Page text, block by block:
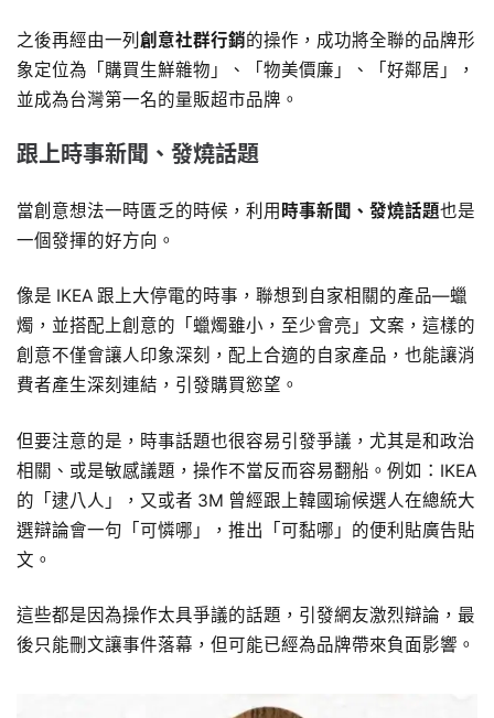
之後再經由一列 創意社群行銷的操作，成功將全聯的品牌形
象定位為「購買生鮮雜物」、「物美價廉」、「好鄰居」，
並成為台灣第一名的量販超市品牌。
跟上時事新聞、發燒話題
當創意想法一時匱乏的時候，利用 時事新聞、發燒話題也是
一個發揮的好方向。
像是 IKEA 跟上大停電的時事，聯想到自家相關的產品―蠟
燭，並搭配上創意的「蠟燭雖小，至少會亮」文案，這樣的
創意不僅會讓人印象深刻，配上合適的自家產品，也能讓消
費者產生深刻連結，引發購買慾望。
但要注意的是，時事話題也很容易引發爭議，尤其是和政治
相關、或是敏感議題，操作不當反而容易翻船。例如：IKEA
的「逮八人」，又或者 3M 曾經跟上韓國瑜候選人在總統大
選辯論會一句「可憐哪」，推出「可黏哪」的便利貼廣告貼
文。
這些都是因為操作太具爭議的話題，引發網友激烈辯論，最
後只能刪文讓事件落幕，但可能已經為品牌帶來負面影響。